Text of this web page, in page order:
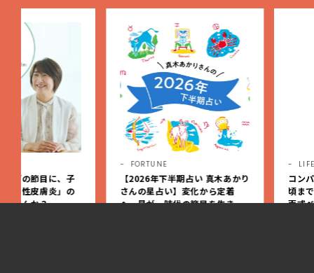
【2026年下半期占い 真木あかり
さんの星占い】変化から定着
へ。星が、時代の節目を生きる
コンパクトかつ、新生児か
頃までずっと快適に使える
面式ベビーカー